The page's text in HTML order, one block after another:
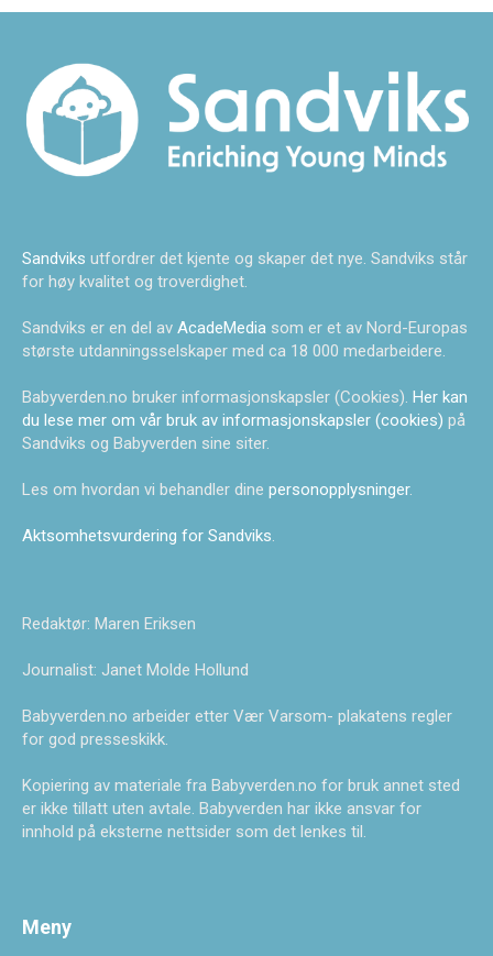
Sandviks utfordrer det kjente og skaper det nye. Sandviks står
for høy kvalitet og troverdighet.
Sandviks er en del av AcadeMedia som er et av Nord-Europas
største utdanningsselskaper med ca 18 000 medarbeidere.
Babyverden.no bruker informasjonskapsler (Cookies). Her kan
du lese mer om vår bruk av informasjonskapsler (cookies) på
Sandviks og Babyverden sine siter.
Les om hvordan vi behandler dine personopplysninger.
Aktsomhetsvurdering for Sandviks.
Redaktør: Maren Eriksen
Journalist: Janet Molde Hollund
Babyverden.no arbeider etter Vær Varsom- plakatens regler
for god presseskikk.
Kopiering av materiale fra Babyverden.no for bruk annet sted
er ikke tillatt uten avtale. Babyverden har ikke ansvar for
innhold på eksterne nettsider som det lenkes til.
Meny